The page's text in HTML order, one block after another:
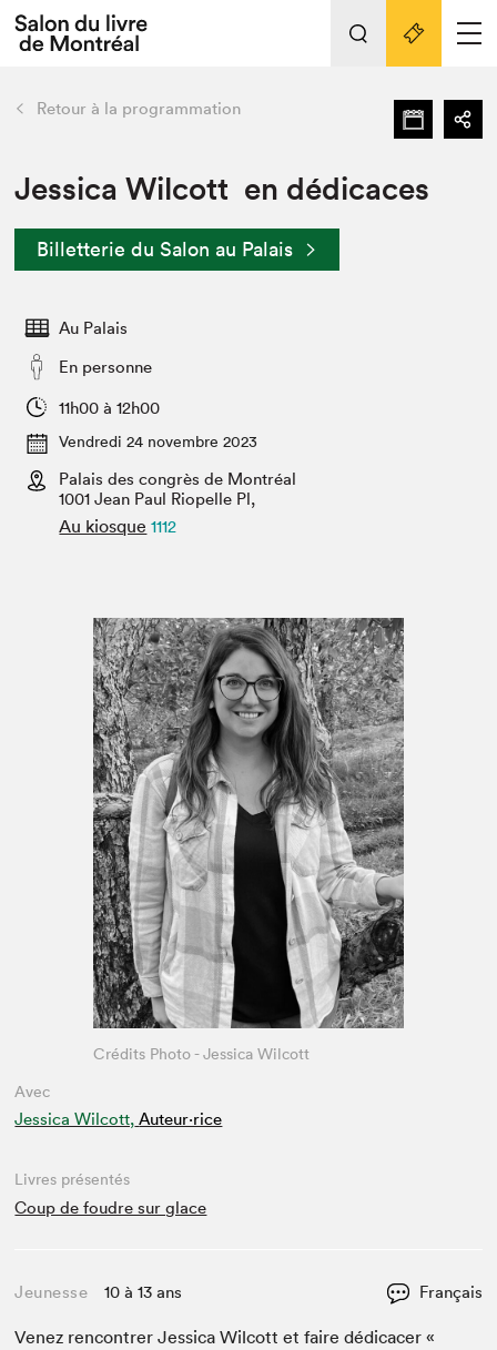
Espace exposant⋅e⋅s
Espace enseignant·e·s
Espace médias
L'événement
Préparer sa visite au Salon
Actualités
SLM PRO
retour Nos activités
Préparer sa visite
Salon dans la ville et en ligne
Projets partenaires
Liens pratiques
Retour à la programmation
Jessica Wilcott en dédicaces
Billetterie du Salon au Palais
Au Palais
En personne
11h00 à 12h00
Vendredi 24 novembre 2023
Palais des congrès de Montréal
1001 Jean Paul Riopelle Pl,
Au kiosque 1112
Avec
Jessica Wilcott, Auteur·rice
Crédits Photo - Jessica Wilcott
Livres présentés
Coup de foudre sur glace
Jeunesse 10 à 13 ans Français
Venez ren­con­tr­er Jes­si­ca Wilcott et faire dédi­cac­er «